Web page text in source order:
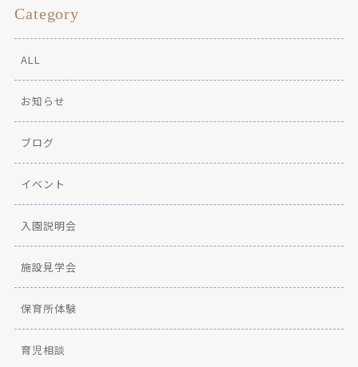
Category
ALL
お知らせ
ブログ
イベント
入園説明会
施設見学会
保育所体験
育児相談